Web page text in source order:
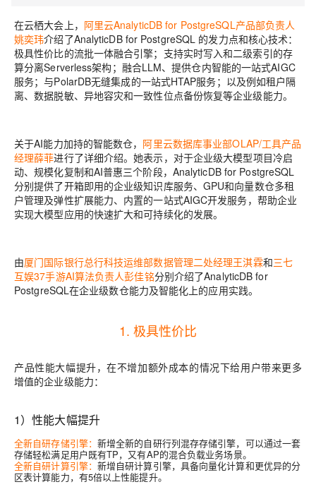
在云栖大会上， 阿里云AnalyticDB for PostgreSQL产品部负责人
姚奕玮介绍了AnalyticDB for PostgreSQL 的发力点和核心技术：
极具性价比的流批一体融合引擎；支持实时写入和二级索引的存
算分离Serverless架构；融合LLM、提供仓内智能的一站式AIGC
服务；与PolarDB无缝集成的一站式HTAP服务；以及例如租户隔
离、数据脱敏、异地容灾和一致性位点备份恢复等企业级能力。
关于AI能力加持的智能数仓， 阿里云数据库事业部OLAP/工具产品
经理薛菲进行了详细介绍。她表示，对于企业级大模型项目冷启
动、规模化复制和AI普惠三个阶段，AnalyticDB for PostgreSQL
分别提供了开箱即用的企业级知识库服务、GPU和向量数仓多租
户管理及弹性扩展能力、内置的一站式AIGC开发服务，帮助企业
实现大模型应用的快速扩大和可持续化的发展。
由厦门国际银行总行科技运维部数据管理二处经理王淇霖和三七
互娱37手游AI算法负责人彭佳铭分别介绍了AnalyticDB for
PostgreSQL在企业级数仓能力及智能化上的应用实践。
1. 极具性价比
产品性能大幅提升，在不增加额外成本的情况下给用户带来更多
增值的企业级能力：
1）性能大幅提升
全新自研存储引擎： 新增全新的自研行列混存存储引擎，可以通过一套
存储轻松满足用户既有TP，又有AP的混合负载业务场景。
全新自研计算引擎： 新增自研计算引擎，具备向量化计算和更优异的分
区表计算能力，有5倍以上性能提升。